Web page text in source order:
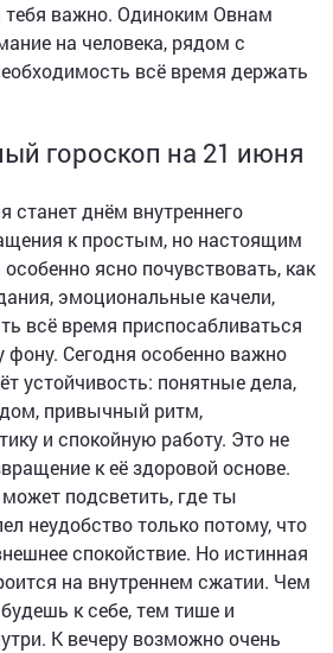
тебя важно. Одиноким Овнам
на человека, рядом с
всё время держать
гороскоп на 21 июня
станет днём внутреннего
к простым, но настоящим
ясно почувствовать, как
эмоциональные качели,
всё время приспосабливаться
фону. Сегодня особенно важно
устойчивость: понятные дела,
привычный ритм,
и спокойную работу. Это не
к её здоровой основе.
подсветить, где ты
неудобство только потому, что
спокойствие. Но истинная
на внутреннем сжатии. Чем
к себе, тем тише и
К вечеру возможно очень